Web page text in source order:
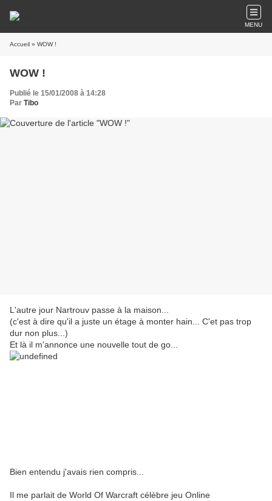
MENU
Accueil » WOW !
WOW !
Publié le 15/01/2008 à 14:28
Par Tibo
L'autre jour Nartrouv passe à la maison...
(c'est à dire qu'il a juste un étage à monter hain... C'et pas trop
dur non plus...)
Et là il m'annonce une nouvelle tout de go...
Bien entendu j'avais rien compris...
Il me parlait de World Of Warcraft célèbre jeu Online